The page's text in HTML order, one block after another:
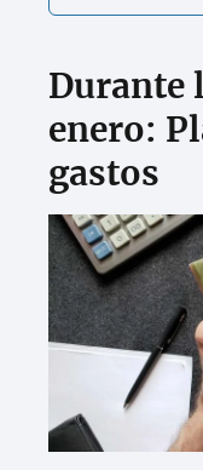
Durante
enero:
gastos